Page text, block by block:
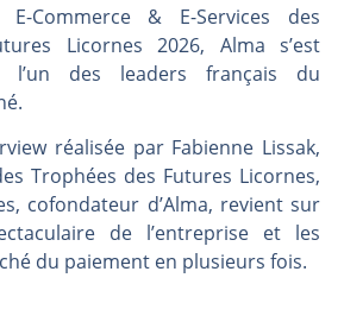
Une inertie haussière qui ralentit | Antoine Quesada – Chrono CAC
Pourquoi le monde entier vacille en même temps cette semaine ? | par Louis-Antoine Michelet
Commerce & E-Services des
Licornes 2026, Alma s’est
l’un des leaders français du
réalisée par Fabienne Lissak,
Trophées des Futures Licornes,
cofondateur d’Alma, revient sur
de l’entreprise et les
du paiement en plusieurs fois.